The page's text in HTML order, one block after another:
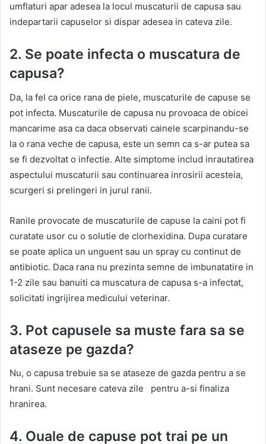
umflaturi apar adesea la locul muscaturii de capusa sau
indepartarii capuselor si dispar adesea in cateva zile.
2. Se poate infecta o muscatura de
capusa?
Da, la fel ca orice rana de piele, muscaturile de capuse se
pot infecta. Muscaturile de capusa nu provoaca de obicei
mancarime asa ca daca observati cainele scarpinandu-se
la o rana veche de capusa, este un semn ca s-ar putea sa
se fi dezvoltat o infectie. Alte simptome includ inrautatirea
aspectului muscaturii sau continuarea inrosirii acesteia,
scurgeri si prelingeri in jurul ranii.
Ranile provocate de muscaturile de capuse la caini pot fi
curatate usor cu o solutie de clorhexidina. Dupa curatare
se poate aplica un unguent sau un spray cu continut de
antibiotic. Daca rana nu prezinta semne de imbunatatire in
1-2 zile sau banuiti ca muscatura de capusa s-a infectat,
solicitati ingrijirea medicului veterinar.
3. Pot capusele sa muste fara sa se
ataseze pe gazda?
Nu, o capusa trebuie sa se ataseze de gazda pentru a se
hrani. Sunt necesare cateva zile pentru a-si finaliza
hranirea.
4. Ouale de capuse pot trai pe un